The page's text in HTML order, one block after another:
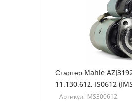
Стартер Mahle
11.130.612, IS0612
Артикул: IMS300612